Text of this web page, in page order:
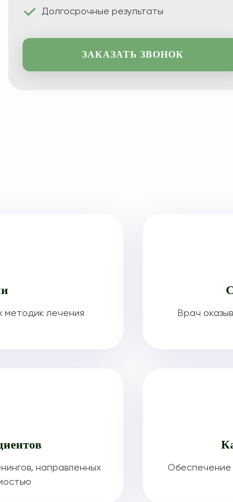
Долгосрочные результаты
ЗАКАЗАТЬ ЗВОНОК
методик лечения
Врач
направленных
Обеспечение